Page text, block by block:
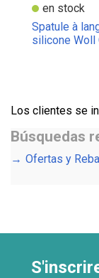
en stock
Spatule à
silicone Woll
Los clientes se
Búsquedas
Ofertas y